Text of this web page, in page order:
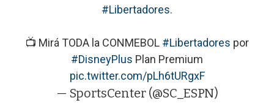
#Libertadores.
📺 Mirá TODA la CONMEBOL #Libertadores por
#DisneyPlus Plan Premium
pic.twitter.com/pLh6tURgxF
— SportsCenter (@SC_ESPN)